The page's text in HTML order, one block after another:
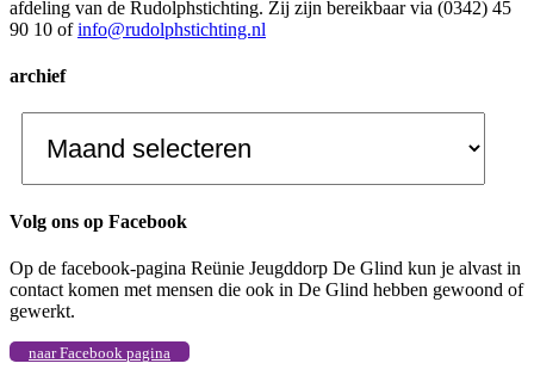
afdeling van de Rudolphstichting. Zij zijn bereikbaar via (0342) 45
90 10 ofinfo@rudolphstichting.nl
archief
Volg ons op Facebook
Op de facebook-pagina Reünie Jeugddorp De Glind kun je alvast in
contact komen met mensen die ook in De Glind hebben gewoond of
gewerkt.
naar Facebook pagina